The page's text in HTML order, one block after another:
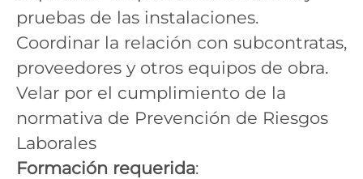
pruebas de las instalaciones.
Coordinar la relación con subcontratas,
proveedores y otros equipos de obra.
Velar por el cumplimiento de la
normativa de Prevención de Riesgos
Laborales
Formación requerida: